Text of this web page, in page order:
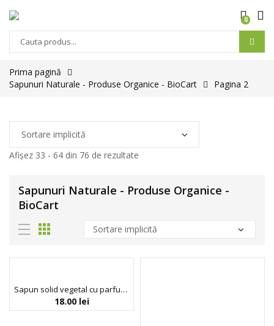
0
Prima pagină
Sapunuri Naturale - Produse Organice - BioCart
Pagina 2
Afișez 33 - 64 din 76 de rezultate
Sapunuri Naturale - Produse Organice -
BioCart
Sapun solid vegetal cu parfum de lamaie si flori de citrice, Florinda Mosaici, La Dispensa, 100 g
18.00 lei